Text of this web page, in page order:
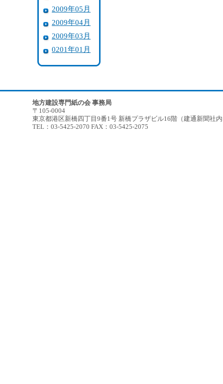
2009年05月
2009年04月
2009年03月
0201年01月
地方建設専門紙の会 事務局
〒105-0004
東京都港区新橋四丁目9番1号 新橋プラザビル16階（建通新聞社
TEL：03-5425-2070 FAX：03-5425-2075